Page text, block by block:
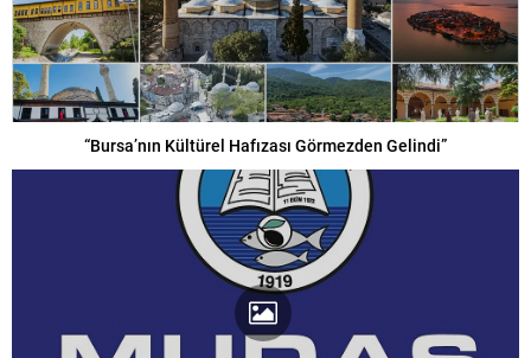
“Bursa’nın Kültürel Hafızası Görmezden Gelindi”